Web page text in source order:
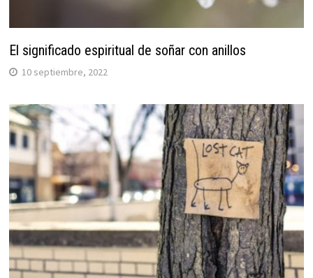
El significado espiritual de soñar con anillos
10 septiembre, 2022